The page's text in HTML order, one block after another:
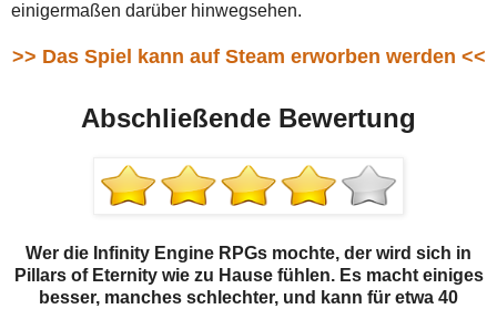
einigermaßen darüber hinwegsehen.
>> Das Spiel kann auf Steam erworben werden <<
Abschließende Bewertung
Wer die Infinity Engine RPGs mochte, der wird sich in
Pillars of Eternity wie zu Hause fühlen. Es macht einiges
besser, manches schlechter, und kann für etwa 40